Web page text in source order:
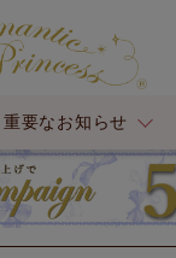
重要なお知らせ